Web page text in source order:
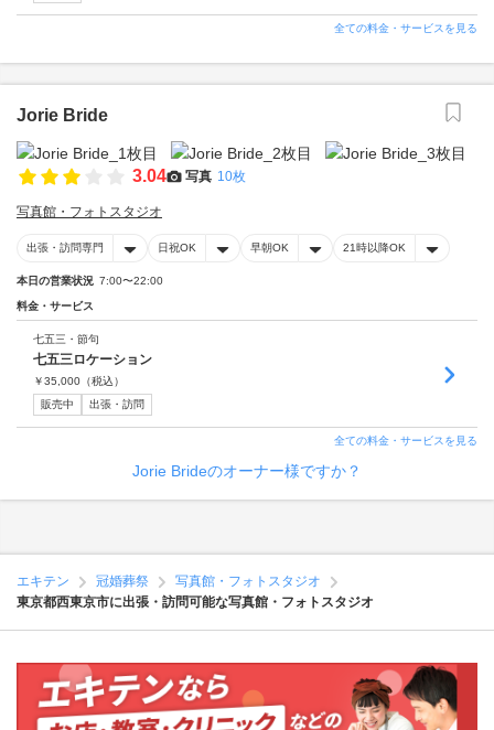
全ての料金・サービスを見る
Jorie Bride
3.04 写真 10枚
写真館・フォトスタジオ
出張・訪問専門 日祝OK 早朝OK 21時以降OK
本日の営業状況 7:00〜22:00
料金・サービス
七五三・節句
七五三ロケーション
￥35,000 （税込）
販売中
出張・訪問
全ての料金・サービスを見る
Jorie Brideのオーナー様ですか？
エキテン 冠婚葬祭
写真館・フォトスタジオ
東京都西東京市に出張・訪問可能な写真館・フォトスタジオ